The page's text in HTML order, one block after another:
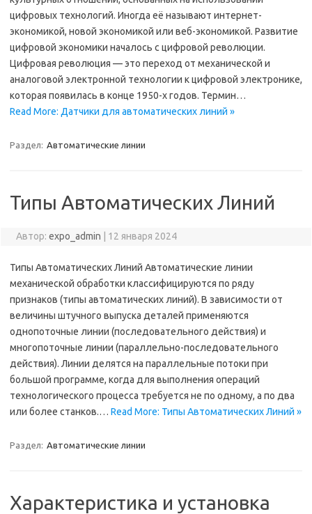
цифровых технологий. Иногда её называют интернет-
экономикой, новой экономикой или веб-экономикой. Развитие
цифровой экономики началось с цифровой революции.
Цифровая революция — это переход от механической и
аналоговой электронной технологии к цифровой электронике,
которая появилась в конце 1950-х годов. Термин…
Read More: Датчики для автоматических линий »
Раздел: Автоматические линии
Типы Автоматических Линий
Автор: expo_admin 12 января 2024
Типы Автоматических Линий Автоматические линии
механической обработки классифицируются по ряду
признаков (типы автоматических линий). В зависимости от
величины штучного выпуска деталей применяются
однопоточные линии (последовательного действия) и
многопоточные линии (параллельно-последовательного
действия). Линии делятся на параллельные потоки при
большой программе, когда для выполнения операций
технологического процесса требуется не по одному, а по два
или более станков.… Read More: Типы Автоматических Линий »
Раздел: Автоматические линии
Характеристика и установка